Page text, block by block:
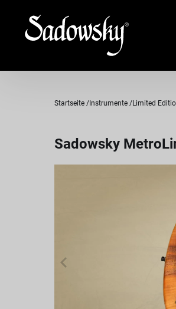
Startseite Instrumente Limited
Sadowsky